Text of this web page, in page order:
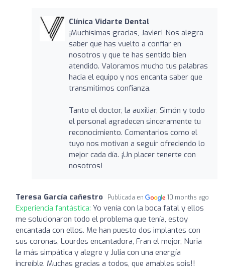
Clínica Vidarte Dental
¡Muchísimas gracias, Javier! Nos alegra
saber que has vuelto a confiar en
nosotros y que te has sentido bien
atendido. Valoramos mucho tus palabras
hacia el equipo y nos encanta saber que
transmitimos confianza.
Tanto el doctor, la auxiliar, Simón y todo
el personal agradecen sinceramente tu
reconocimiento. Comentarios como el
tuyo nos motivan a seguir ofreciendo lo
mejor cada día. ¡Un placer tenerte con
nosotros!
Teresa García cañestro Publicada en 10 months ago
Experiencia fantástica: Yo venía con la boca fatal y ellos
me solucionaron todo el problema que tenía, estoy
encantada con ellos. Me han puesto dos implantes con
sus coronas, Lourdes encantadora, Fran el mejor, Nuria
la más simpática y alegre y Julia con una energía
increíble. Muchas gracias a todos, que amables sois!!